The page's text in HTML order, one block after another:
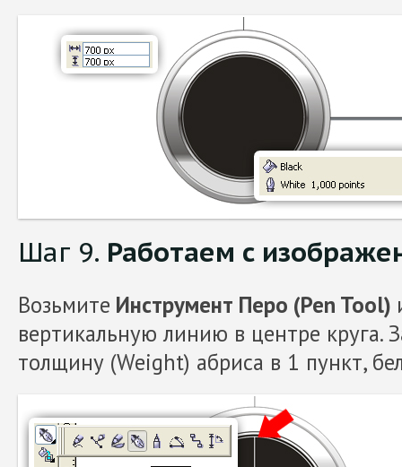
Шаг 9. Работаем с
Возьмите Инструмент Перо (Pen Tool)
вертикальную линию в центре круга.
толщину (Weight) абриса в 1 пункт,